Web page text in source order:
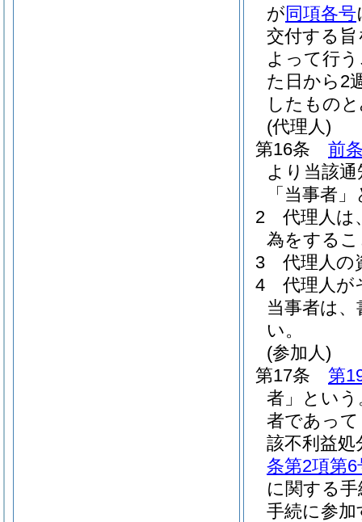
が同項各号
交付する
よって行
た日から2
したもの
(代理人)
第16条
前
より当該
「当事者
2
代理人は
為をする
3
代理人の
4
代理人が
当事者は
い。
(参加人)
第17条
第
者」という
者であっ
該不利益
条第2項第6
に関する
手続に参